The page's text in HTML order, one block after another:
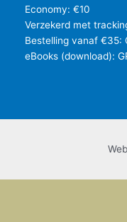
Economy: €10
Verzekerd met
Bestelling vanaf €35:
eBooks (download):